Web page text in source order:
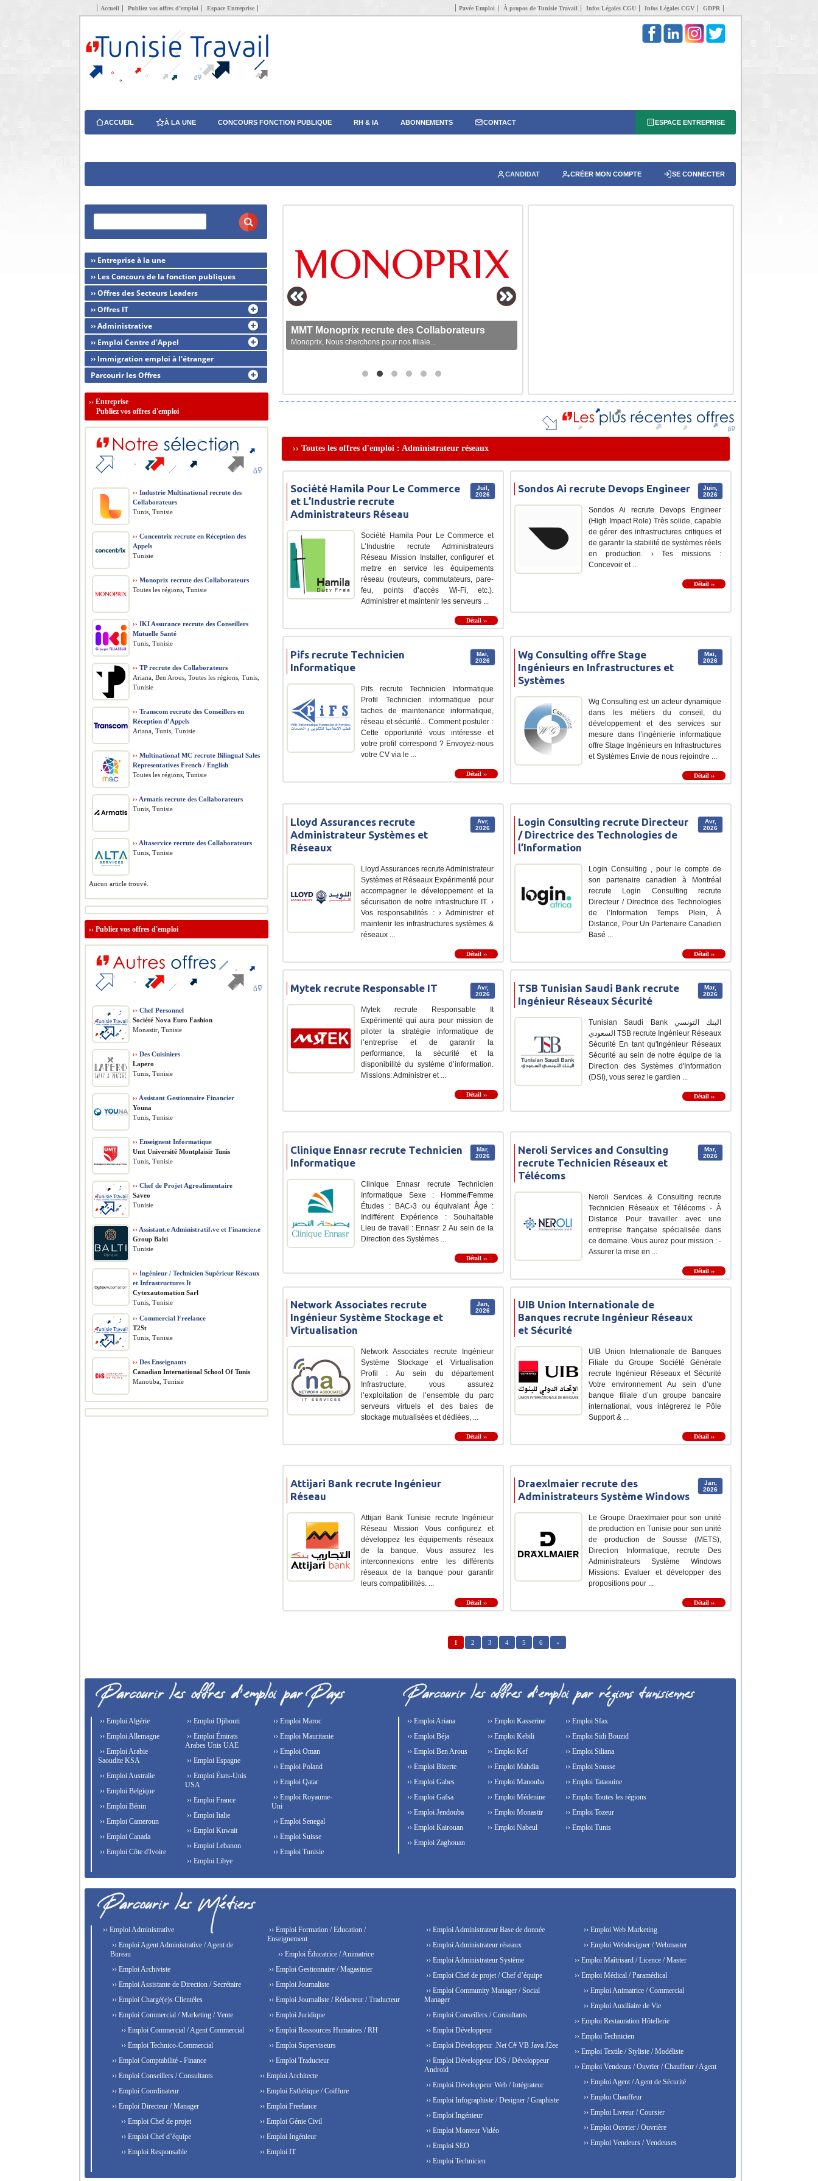
Accueil Publiez vos offres d’emploi Espace Entreprise Pavée Emploi À propos de Tunisie Travail Infos Légales CGU Infos Légales CGV GDPR
ACCUEIL À LA UNE CONCOURS FONCTION PUBLIQUE RH & IA ABONNEMENTS CONTACT ESPACE ENTREPRISE
CANDIDAT CRÉER MON COMPTE SE CONNECTER
MMT Monoprix recrute des Collaborateurs
Monoprix, Nous cherchons pour nos filiale...
›› Toutes les offres d'emploi : Administrateur réseaux
Juil,
2026
Société Hamila Pour Le Commerce
et L’Industrie recrute
Administrateurs Réseau
Société Hamila Pour Le Commerce et
L’Industrie recrute Administrateurs
Réseau Mission Installer, configurer et
mettre en service les équipements
réseau (routeurs, commutateurs, pare-
feu, points d’accès Wi-Fi, etc.).
Administrer et maintenir les serveurs ...
Détail ››
Juin,
2026
Sondos Ai recrute Devops Engineer
Sondos Ai recrute Devops Engineer
(High Impact Role) Très solide, capable
de gérer des infrastructures critiques et
de garantir la stabilité de systèmes réels
en production. ›️ Tes missions :
Concevoir et ...
Détail ››
Mai,
2026
Pifs recrute Technicien
Informatique
Pifs recrute Technicien Informatique
Profil Technicien informatique pour
taches de maintenance informatique,
réseau et sécurité... Comment postuler :
Cette opportunité vous intéresse et
votre profil correspond ? Envoyez-nous
votre CV via le ...
Détail ››
Mai,
2026
Wg Consulting offre Stage
Ingénieurs en Infrastructures et
Systèmes
Wg Consulting est un acteur dynamique
dans les métiers du conseil, du
développement et des services sur
mesure dans l’ingénierie informatique
offre Stage Ingénieurs en Infrastructures
et Systèmes Envie de nous rejoindre ...
Détail ››
Avr,
2026
Lloyd Assurances recrute
Administrateur Systèmes et
Réseaux
Lloyd Assurances recrute Administrateur
Systèmes et Réseaux Expérimenté pour
accompagner le développement et la
sécurisation de notre infrastructure IT. ›
Vos responsabilités : ›️ Administrer et
maintenir les infrastructures systèmes &
réseaux ...
Détail ››
Avr,
2026
Login Consulting recrute Directeur
/ Directrice des Technologies de
l’Information
Login Consulting , pour le compte de
son partenaire canadien à Montréal
recrute Login Consulting recrute
Directeur / Directrice des Technologies
de l’Information Temps Plein, À
Distance, Pour Un Partenaire Canadien
Basé ...
Détail ››
Avr,
2026
Mytek recrute Responsable IT
Mytek recrute Responsable It
Expérimenté qui aura pour mission de
piloter la stratégie informatique de
l’entreprise et de garantir la
performance, la sécurité et la
disponibilité du système d’information.
Missions: Administrer et ...
Détail ››
Mar,
2026
TSB Tunisian Saudi Bank recrute
Ingénieur Réseaux Sécurité
Tunisian Saudi Bank البنك التونسي
السعودي TSB recrute Ingénieur Réseaux
Sécurité En tant qu'Ingénieur Réseaux
Sécurité au sein de notre équipe de la
Direction des Systèmes d'Information
(DSI), vous serez le gardien ...
Détail ››
Mar,
2026
Clinique Ennasr recrute Technicien
Informatique
Clinique Ennasr recrute Technicien
Informatique Sexe : Homme/Femme
Études : BAC›3 ou équivalant Âge :
Indifférent Expérience : Souhaitable
Lieu de travail : Ennasr 2 Au sein de la
Direction des Systèmes ...
Détail ››
Mar,
2026
Neroli Services and Consulting
recrute Technicien Réseaux et
Télécoms
Neroli Services & Consulting recrute
Technicien Réseaux et Télécoms - À
Distance Pour travailler avec une
entreprise française spécialisée dans
ce domaine. Vous aurez pour mission : -
Assurer la mise en ...
Détail ››
Jan,
2026
Network Associates recrute
Ingénieur Système Stockage et
Virtualisation
Network Associates recrute Ingénieur
Système Stockage et Virtualisation
Profil : Au sein du département
Infrastructure, vous assurez
l’exploitation de l’ensemble du parc
serveurs virtuels et des baies de
stockage mutualisées et dédiées, ...
Détail ››
UIB Union Internationale de
Banques recrute Ingénieur Réseaux
et Sécurité
UIB Union Internationale de Banques
Filiale du Groupe Société Générale
recrute Ingénieur Réseaux et Sécurité
Votre environnement Au sein d’une
banque filiale d’un groupe bancaire
international, vous intégrerez le Pôle
Support & ...
Détail ››
Attijari Bank recrute Ingénieur
Réseau
Attijari Bank Tunisie recrute Ingénieur
Réseau Mission Vous configurez et
développez les équipements réseaux
de la banque. Vous assurez les
interconnexions entre les différents
réseaux de la banque pour garantir
leurs compatibilités. ...
Détail ››
Jan,
2026
Draexlmaier recrute des
Administrateurs Système Windows
Le Groupe Draexlmaier pour son unité
de production en Tunisie pour son unité
de production de Sousse (METS),
Direction Informatique, recrute Des
Administrateurs Système Windows
Missions: Evaluer et développer des
propositions pour ...
Détail ››
1 2 3 4 5 6 »
›› Entreprise à la une
›› Les Concours de la fonction publiques
›› Offres des Secteurs Leaders
›› Offres IT
›› Administrative
›› Emploi Centre d'Appel
›› Immigration emploi à l'étranger
Parcourir les Offres
›› Entreprise
Publiez vos offres d'emploi
›› Industrie Multinational recrute des
Collaborateurs
Tunis, Tunisie
›› Concentrix recrute en Réception des
Appels
Tunisie
›› Monoprix recrute des Collaborateurs
Toutes les régions, Tunisie
›› IKI Assurance recrute des Conseillers
Mutuelle Santé
Tunis, Tunisie
›› TP recrute des Collaborateurs
Ariana, Ben Arous, Toutes les régions, Tunis,
Tunisie
›› Transcom recrute des Conseillers en
Réception d’Appels
Ariana, Tunis, Tunisie
›› Multinational MC recrute Bilingual Sales
Representatives French / English
Toutes les régions, Tunisie
›› Armatis recrute des Collaborateurs
Tunis, Tunisie
›› Altaservice recrute des Collaborateurs
Tunis, Tunisie
Aucun article trouvé.
›› Publiez vos offres d'emploi
›› Chef Personnel
Société Nova Euro Fashion
Monastir, Tunisie
›› Des Cuisiniers
Lapero
Tunis, Tunisie
›› Assistant Gestionnaire Financier
Youna
Tunis, Tunisie
›› Enseignent Informatique
Umt Université Montplaisir Tunis
Tunis, Tunisie
›› Chef de Projet Agroalimentaire
Saveo
Tunisie
›› Assistant.e Administratif.ve et Financier.e
Group Balti
Tunisie
›› Ingénieur / Technicien Supérieur Réseaux
et Infrastructures It
Cytexautomation Sarl
Tunis, Tunisie
›› Commercial Freelance
T2St
Tunis, Tunisie
›› Des Enseignants
Canadian International School Of Tunis
Manouba, Tunisie
›› Emploi Algérie
›› Emploi Allemagne
›› Emploi Arabie
Saoudite KSA
›› Emploi Australie
›› Emploi Belgique
›› Emploi Bénin
›› Emploi Cameroun
›› Emploi Canada
›› Emploi Côte d'Ivoire
›› Emploi Djibouti
›› Emploi Émirats
Arabes Unis UAE
›› Emploi Espagne
›› Emploi États-Unis
USA
›› Emploi France
›› Emploi Italie
›› Emploi Kuwait
›› Emploi Lebanon
›› Emploi Libye
›› Emploi Maroc
›› Emploi Mauritanie
›› Emploi Oman
›› Emploi Poland
›› Emploi Qatar
›› Emploi Royaume-
Uni
›› Emploi Senegal
›› Emploi Suisse
›› Emploi Tunisie
›› Emploi Ariana
›› Emploi Béja
›› Emploi Ben Arous
›› Emploi Bizerte
›› Emploi Gabes
›› Emploi Gafsa
›› Emploi Jendouba
›› Emploi Kairouan
›› Emploi Kasserine
›› Emploi Kebili
›› Emploi Kef
›› Emploi Mahdia
›› Emploi Manouba
›› Emploi Médenine
›› Emploi Monastir
›› Emploi Nabeul
›› Emploi Sfax
›› Emploi Sidi Bouzid
›› Emploi Siliana
›› Emploi Sousse
›› Emploi Tataouine
›› Emploi Toutes les régions
›› Emploi Tozeur
›› Emploi Tunis
›› Emploi Zaghouan
›› Emploi Administrative
›› Emploi Agent Administrative / Agent de
Bureau
›› Emploi Archiviste
›› Emploi Assistante de Direction / Secrétaire
›› Emploi Chargé(e)s Clientèles
›› Emploi Commercial / Marketing / Vente
›› Emploi Commercial / Agent Commercial
›› Emploi Technico-Commercial
›› Emploi Comptabilité - Finance
›› Emploi Conseillers / Consultants
›› Emploi Coordinateur
›› Emploi Directeur / Manager
›› Emploi Chef de projet
›› Emploi Chef d’équipe
›› Emploi Responsable
›› Emploi Formation / Education /
Enseignement
›› Emploi Éducatrice / Animatrice
›› Emploi Gestionnaire / Magasinier
›› Emploi Journaliste
›› Emploi Journaliste / Rédacteur / Traducteur
›› Emploi Juridique
›› Emploi Ressources Humaines / RH
›› Emploi Superviseurs
›› Emploi Traducteur
›› Emploi Architecte
›› Emploi Esthétique / Coiffure
›› Emploi Freelance
›› Emploi Génie Civil
›› Emploi Ingénieur
›› Emploi IT
›› Emploi Administrateur Base de donnée
›› Emploi Administrateur réseaux
›› Emploi Administrateur Système
›› Emploi Chef de projet / Chef d’équipe
›› Emploi Community Manager / Social
Manager
›› Emploi Conseillers / Consultants
›› Emploi Développeur
›› Emploi Développeur .Net C# VB Java J2ee
›› Emploi Développeur IOS / Développeur
Android
›› Emploi Développeur Web / Intégrateur
›› Emploi Infographiste / Designer / Graphiste
›› Emploi Ingénieur
›› Emploi Monteur Vidéo
›› Emploi SEO
›› Emploi Technicien
›› Emploi Web Marketing
›› Emploi Webdesigner / Webmaster
›› Emploi Maîtrisard / Licence / Master
›› Emploi Médical / Paramédical
›› Emploi Animatrice / Commercial
›› Emploi Auxiliaire de Vie
›› Emploi Restauration Hôtellerie
›› Emploi Technicien
›› Emploi Textile / Styliste / Modéliste
›› Emploi Vendeurs / Ouvrier / Chauffeur / Agent
›› Emploi Agent / Agent de Sécurité
›› Emploi Chauffeur
›› Emploi Livreur / Coursier
›› Emploi Ouvrier / Ouvrière
›› Emploi Vendeurs / Vendeuses